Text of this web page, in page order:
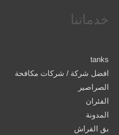
خدماتنا
tanks
افضل شركة / شركات مكافحة
الصراصير
الفئران
المدونة
بق الفراش